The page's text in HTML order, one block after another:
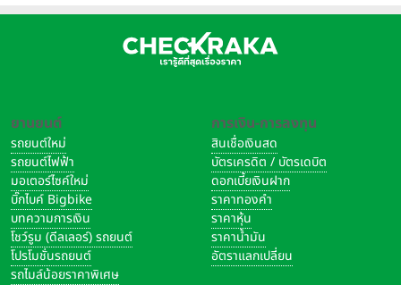
ยานยนต์
รถยนต์ใหม่
รถยนต์ไฟฟ้า
มอเตอร์ไซค์ใหม่
บิ๊กไบค์ Bigbike
บทความการเงิน
โชว์รูม (ดีลเลอร์) รถยนต์
โปรโมชั่นรถยนต์
รถไมล์น้อยราคาพิเศษ
การเงิน-การลงทุน
สินเชื่อเงินสด
บัตรเครดิต / บัตรเดบิต
ดอกเบี้ยเงินฝาก
ราคาทองคำ
ราคาหุ้น
ราคาน้ำมัน
อัตราแลกเปลี่ยน